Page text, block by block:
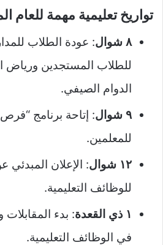
تواريخ تعليمية مهمة للعام
٨ شوال
: عودة الطلاب
للطلاب المستجدين ورياض
الدوام الصيفي.
٩ شوال
: إتاحة برنامج
للمعلمين.
١٢ شوال
: الإعلان
للوظائف التعليمية.
١ ذي القعدة
: بدء المقابلات
في الوظائف التعليمية.